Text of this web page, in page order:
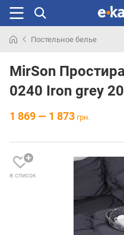
раньше
Постельное белье
MirSon
0240 Iron grey
1 869 — 1 873 грн.
в список